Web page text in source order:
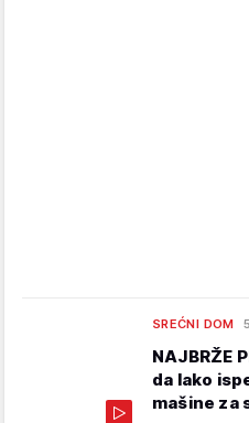
SREĆNI DOM
NAJBRŽE
da lako
mašine za